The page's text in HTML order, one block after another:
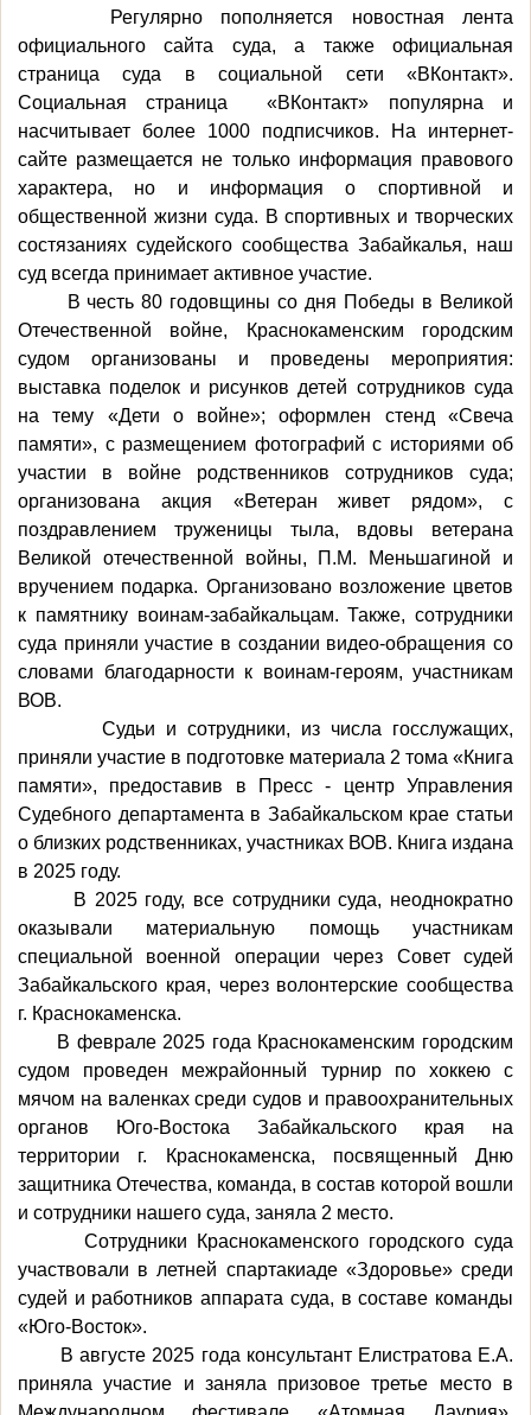
Регулярно пополняется новостная лента
официального сайта суда, а также официальная
страница суда в социальной сети «ВКонтакт».
Социальная страница «ВКонтакт» популярна и
насчитывает более 1000 подписчиков. На интернет-
сайте размещается не только информация правового
характера, но и информация о спортивной и
общественной жизни суда. В спортивных и творческих
состязаниях судейского сообщества Забайкалья, наш
суд всегда принимает активное участие.
В честь 80 годовщины со дня Победы в Великой
Отечественной войне, Краснокаменским городским
судом организованы и проведены мероприятия:
выставка поделок и рисунков детей сотрудников суда
на тему «Дети о войне»; оформлен стенд «Свеча
памяти», с размещением фотографий с историями об
участии в войне родственников сотрудников суда;
организована акция «Ветеран живет рядом», с
поздравлением труженицы тыла, вдовы ветерана
Великой отечественной войны, П.М. Меньшагиной и
вручением подарка. Организовано возложение цветов
к памятнику воинам-забайкальцам. Также, сотрудники
суда приняли участие в создании видео-обращения со
словами благодарности к воинам-героям, участникам
ВОВ.
Судьи и сотрудники, из числа госслужащих,
приняли участие в подготовке материала 2 тома «Книга
памяти», предоставив в Пресс - центр Управления
Судебного департамента в Забайкальском крае статьи
о близких родственниках, участниках ВОВ. Книга издана
в 2025 году.
В 2025 году, все сотрудники суда, неоднократно
оказывали материальную помощь участникам
специальной военной операции через Совет судей
Забайкальского края, через волонтерские сообщества
г. Краснокаменска.
В феврале 2025 года Краснокаменским городским
судом проведен межрайонный турнир по хоккею с
мячом на валенках среди судов и правоохранительных
органов Юго-Востока Забайкальского края на
территории г. Краснокаменска, посвященный Дню
защитника Отечества, команда, в состав которой вошли
и сотрудники нашего суда, заняла 2 место.
Сотрудники Краснокаменского городского суда
участвовали в летней спартакиаде «Здоровье» среди
судей и работников аппарата суда, в составе команды
«Юго-Восток».
В августе 2025 года консультант Елистратова Е.А.
приняла участие и заняла призовое третье место в